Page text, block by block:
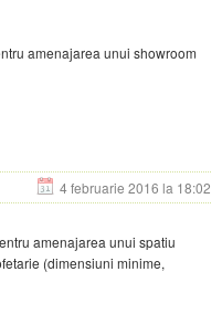
amenajarea unui showroom
4 februarie 2016 la 18:02
amenajarea unui spatiu
(dimensiuni minime,